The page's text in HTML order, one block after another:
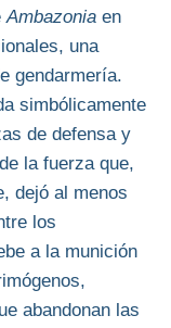
Ambazonia en
una
gendarmería.
simbólicamente
de defensa y
la fuerza que,
dejó al menos
los
a la munición
abandonan las